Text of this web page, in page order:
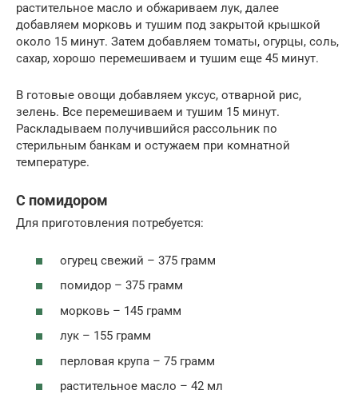
растительное масло и обжариваем лук, далее
добавляем морковь и тушим под закрытой крышкой
около 15 минут. Затем добавляем томаты, огурцы, соль,
сахар, хорошо перемешиваем и тушим еще 45 минут.
В готовые овощи добавляем уксус, отварной рис,
зелень. Все перемешиваем и тушим 15 минут.
Раскладываем получившийся рассольник по
стерильным банкам и остужаем при комнатной
температуре.
С помидором
Для приготовления потребуется:
огурец свежий – 375 грамм
помидор – 375 грамм
морковь – 145 грамм
лук – 155 грамм
перловая крупа – 75 грамм
растительное масло – 42 мл